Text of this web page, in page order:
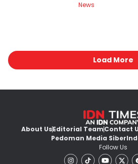
News
Load More
About UsEditorial TeamContact
Pedoman Media Siber
Follow Us